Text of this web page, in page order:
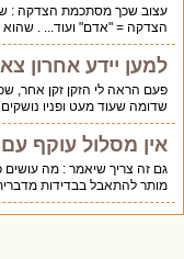
עצוב שכך מסתכמת הצדקה :
הצדקה = "אדם" ועוד... .
למען יידע אחרון
פעם הראה לי הזקן זקן אחר,
שדומה שעוד מעט ופניו
אין מסלול עוקף
גם זה צריך שיאמר : מה עושים
מותר להתאבל בבדידות